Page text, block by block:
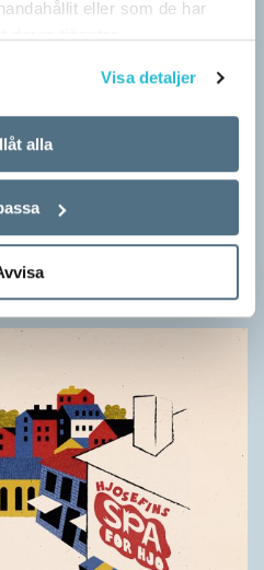
eller som de har
Visa detaljer
alla
anpassad grundskola och
är artonåriga Leo Lust…